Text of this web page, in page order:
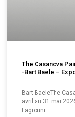
The Casanova
-Bart Baele –
Bart BaeleThe
avril au 31 mai
Lagrouni